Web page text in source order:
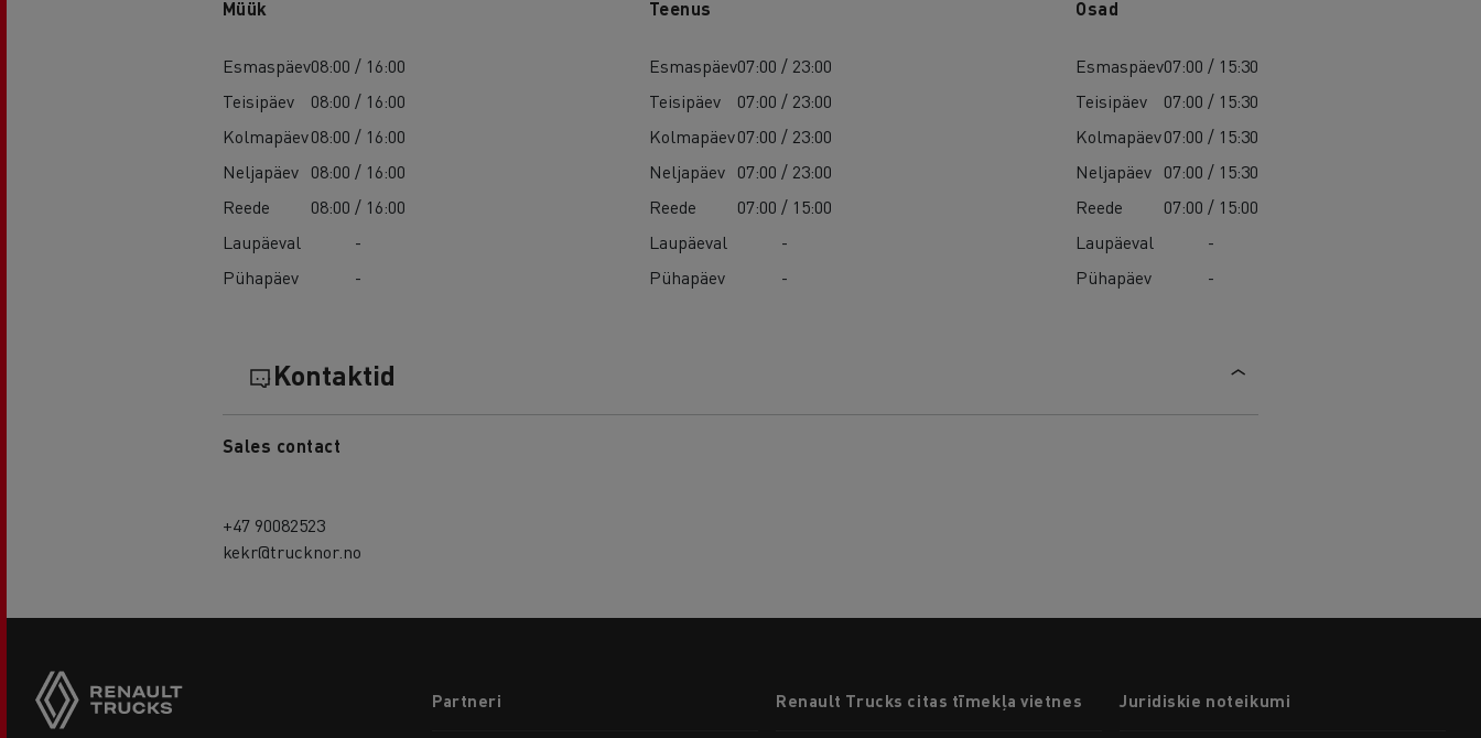
Müük
Esmaspäev08:00 / 16:00
Teisipäev
08:00 / 16:00
Kolmapäev08:00 / 16:00
Neljapäev 08:00 / 16:00
Reede
08:00 / 16:00
Laupäeval
-
Pühapäev
-
Teenus
Esmaspäev07:00 / 23:00
Teisipäev
07:00 / 23:00
Kolmapäev07:00 / 23:00
Neljapäev 07:00 / 23:00
Reede
07:00 / 15:00
Laupäeval
-
Pühapäev
-
Osad
Esmaspäev07:00 / 15:30
Teisipäev
07:00 / 15:30
Kolmapäev07:00 / 15:30
Neljapäev 07:00 / 15:30
Reede
07:00 / 15:00
Laupäeval
-
Pühapäev
-
Kontaktid
Sales contact
+47 90082523
kekr@trucknor.no
menuPartneri Renault Trucks citas tīmekļa vietnes Juridiskie noteikumi